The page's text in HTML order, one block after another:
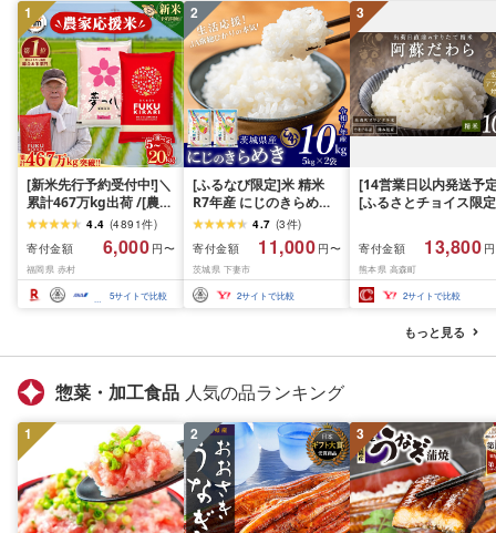
1
[新米先行予約受付中!]＼
累計467万kg出荷 /[農家
応援米]訳あり 令和7年産
令和8年産ふくきらり 夢
つくし 5kg 10kg 15kg
20kg [選べる品種・内容
量・出荷時期]複数原料
米 白米 精米 国産 限定
グ
4.4 (4891件)
寄付金額
6,000 円〜
福岡県 赤村
5サイトで比較
2
[ふるなび限定]米 精米
R7年産 にじのきらめき
10kg 10月 FN-Limited-
4.7 (3件)
寄付金額
11,000 円〜
茨城県 下妻市
2サイトで比較
3
[14営業日以内発送予
[ふるさとチョイス限定
だわら 熊本県 高森町
リジナル米 計
10kg(5kg×2袋)精米 お
米 米 5kg×2 10kg
寄付金額 13,800
熊本県 高森町
2サイトで比較
もっと見る
惣菜・加工食品 人気の品ランキング
1 2 3